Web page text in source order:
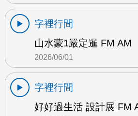
字裡行間
山水蒙1嚴定暹 FM AM
2026/06/01
字裡行間
好好過生活 設計展 FM